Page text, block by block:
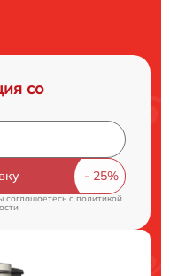
со
соглашаетесь cполитикой